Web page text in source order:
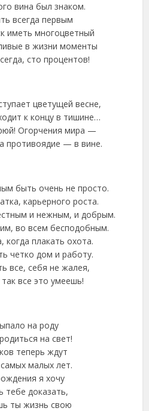
вина был знаком.
всегда первым
иметь многоцветный
в жизни моменты
сто процентов!
цветущей весне,
к концу в тишине…
Огорчения мира —
противоядие — в вине.
быть очень не просто.
карьерного роста.
и нежным, и добрым.
во всем бесподобным.
когда плакать охота.
четко дом и работу.
все, себя не жалея,
все это умеешь!
на роду
на свет!
теперь ждут
малых лет.
я хочу
тебе доказать,
ты жизнь свою